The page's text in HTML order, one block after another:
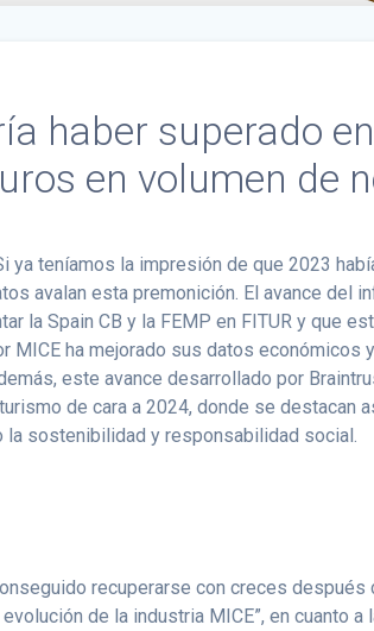
haber superado
en volumen de
ya teníamos la impresión de que 2023
avalan esta premonición. El avance del
la Spain CB y la FEMP en FITUR y que
ha mejorado sus datos económicos
este avance desarrollado por
de cara a 2024, donde se destacan
sostenibilidad y responsabilidad social.
recuperarse con creces después
de la industria MICE”, en cuanto